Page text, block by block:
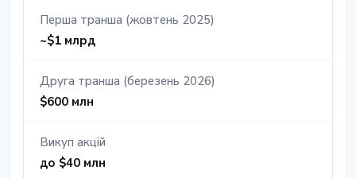
Перша транша (жовтень 2025)
~$1 млрд
Друга транша (березень 2026)
$600 млн
Викуп акцій
до $40 млн